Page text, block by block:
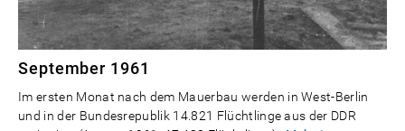
September 1961
Im ersten Monat nach dem Mauerbau werden in West-Berlin
und in der Bundesrepublik 14.821 Flüchtlinge aus der DDR